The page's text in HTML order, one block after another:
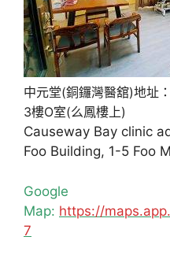
中元堂(銅鑼灣醫舘)地址
3樓O室(么鳳樓上)
Causeway Bay clinic
Foo Building, 1-5 Foo
Google
Map: https://
7